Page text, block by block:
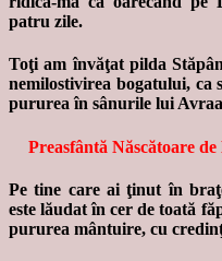
patru zile.
Toţi am învăţat pilda
nemilostivirea bogatului, ca
pururea în sânurile lui
Preasfântă Născătoare
Pe tine care ai ţinut în
este lăudat în cer de toată
pururea mântuire, cu